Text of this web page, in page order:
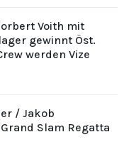
Voith mit
gewinnt Öst.
werden Vize
/ Jakob
Slam Regatta